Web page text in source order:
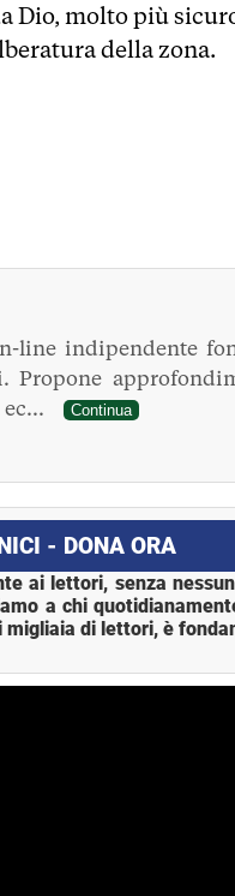
Dio, molto più
della zona.
line indipendente
Propone
ec...
Continua
- DONA ORA
ai lettori, senza
a chi
migliaia di lettori, è